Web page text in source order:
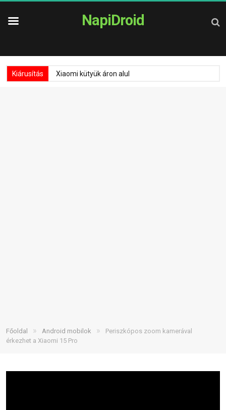
NapiDroid
Kiárusítás Xiaomi kütyük áron alul
Főoldal » Android mobilok »
Periszkópos zoom kamerával
érkezhet a Xiaomi 15 Pro